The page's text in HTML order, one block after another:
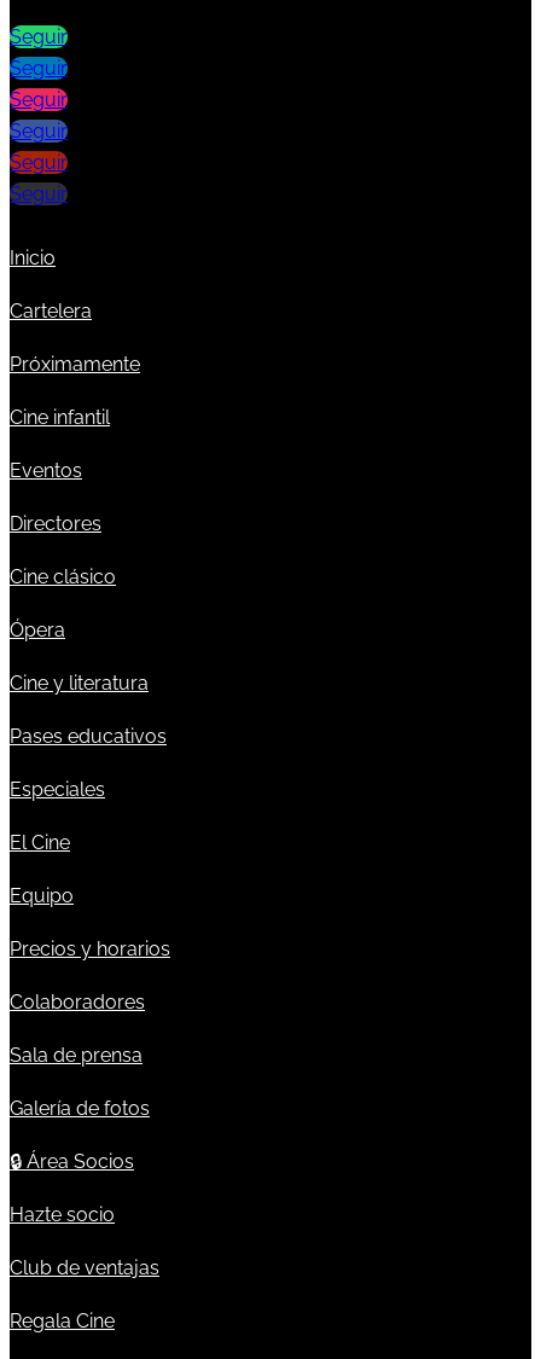
Seguir
Seguir
Seguir
Seguir
Seguir
Seguir
Inicio
Cartelera
Próximamente
Cine infantil
Eventos
Directores
Cine clásico
Ópera
Cine y literatura
Pases educativos
Especiales
El Cine
Equipo
Precios y horarios
Colaboradores
Sala de prensa
Galería de fotos
🔒 Área Socios
Hazte socio
Club de ventajas
Regala Cine